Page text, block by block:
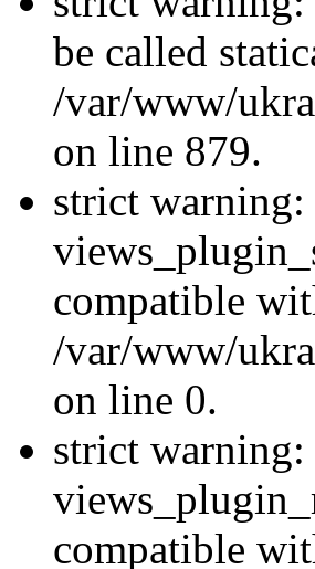
be called
/var/www/
on line 879.
strict
compatible
/var/www/
on line 0.
strict
compatible